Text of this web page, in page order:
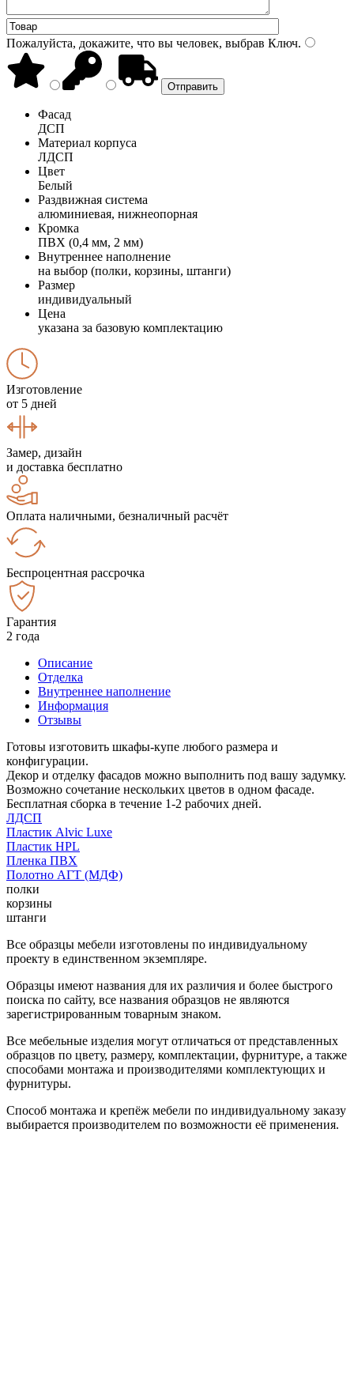
Пожалуйста, докажите, что вы человек, выбрав Ключ.
Фасад
ДСП
Материал корпуса
ЛДСП
Цвет
Белый
Раздвижная система
алюминиевая, нижнеопорная
Кромка
ПВХ (0,4 мм, 2 мм)
Внутреннее наполнение
на выбор (полки, корзины, штанги)
Размер
индивидуальный
Цена
указана за базовую комплектацию
Изготовление
от 5 дней
Замер, дизайн
и доставка бесплатно
Оплата наличными, безналичный расчёт
Беспроцентная рассрочка
Гарантия
2 года
Описание
Отделка
Внутреннее наполнение
Информация
Отзывы
Готовы изготовить шкафы-купе любого размера и
конфигурации.
Декор и отделку фасадов можно выполнить под вашу задумку.
Возможно сочетание нескольких цветов в одном фасаде.
Бесплатная сборка в течение 1-2 рабочих дней.
ЛДСП
Пластик Alvic Luxe
Пластик HPL
Пленка ПВХ
Полотно АГТ (МДФ)
полки
корзины
штанги
Все образцы мебели изготовлены по индивидуальному
проекту в единственном экземпляре.
Образцы имеют названия для их различия и более быстрого
поиска по сайту, все названия образцов не являются
зарегистрированным товарным знаком.
Все мебельные изделия могут отличаться от представленных
образцов по цвету, размеру, комплектации, фурнитуре, а также
способами монтажа и производителями комплектующих и
фурнитуры.
Способ монтажа и крепёж мебели по индивидуальному заказу
выбирается производителем по возможности её применения.